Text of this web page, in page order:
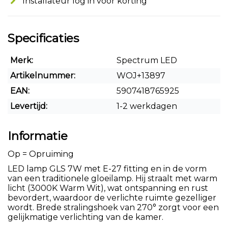
Specificaties
Merk:
Spectrum LED
Artikelnummer:
WOJ+13897
EAN:
5907418765925
Levertijd:
1-2 werkdagen
Informatie
Op = Opruiming
LED lamp GLS 7W met E-27 fitting en in de vorm
van een traditionele gloeilamp. Hij straalt met warm
licht (3000K Warm Wit), wat ontspanning en rust
bevordert, waardoor de verlichte ruimte gezelliger
wordt. Brede stralingshoek van 270° zorgt voor een
gelijkmatige verlichting van de kamer.